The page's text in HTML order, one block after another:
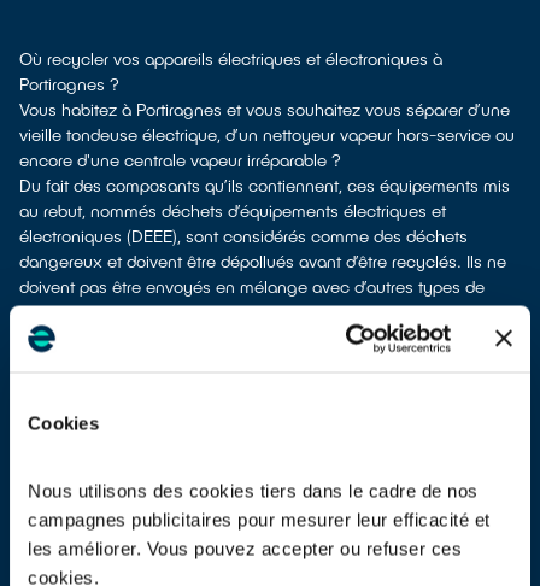
Cookies
Nous utilisons des cookies tiers dans le cadre de nos
campagnes publicitaires pour mesurer leur efficacité et
les améliorer. Vous pouvez accepter ou refuser ces
cookies.
Où recycler vos appareils électriques et électroniques à
Portiragnes ?
Vous habitez à Portiragnes et vous souhaitez vous séparer d’une
vieille tondeuse électrique, d’un nettoyeur vapeur hors-service ou
encore d'une centrale vapeur irréparable ?
Du fait des composants qu’ils contiennent, ces équipements mis
au rebut, nommés déchets d’équipements électriques et
électroniques (DEEE), sont considérés comme des déchets
dangereux et doivent être dépollués avant d’être recyclés. Ils ne
doivent pas être envoyés en mélange avec d’autres types de
déchets tels que les emballages ménagers, le mobilier usagé, les
ordures ménagères, etc. ! Cela rendrait impossible leur
recyclage pour vous défaire de vos vieux appareils électriques et
les donner à un réseau solidairesi votre équipement est en état
de marche ou réparable
les apporter en déchetterie
reprendre au moment de la livraison